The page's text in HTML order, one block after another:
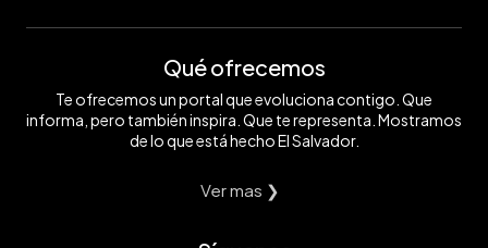
Qué ofrecemos
Te ofrecemos un portal que evoluciona contigo. Que
informa, pero también inspira. Que te representa. Mostramos
de lo que está hecho El Salvador.
Ver mas ❯